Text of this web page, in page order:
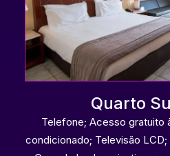
Quarto
Telefone; Acesso gratuito
condicionado; Televisão